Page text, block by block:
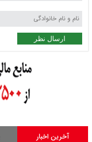
ارسال نظر
آخرین اخبار